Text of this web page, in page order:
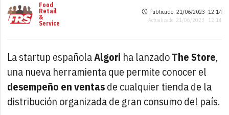
Food
Retail
&
Service
Publicado: 21/06/2023 ·12:14
Actualizado: 21/06/2023 · 12:14
La startup españolaAlgori ha lanzadoThe Store,
una nueva herramienta que permite conocer el
desempeño en ventasde cualquier tienda de la
distribución organizada de gran consumo del país.